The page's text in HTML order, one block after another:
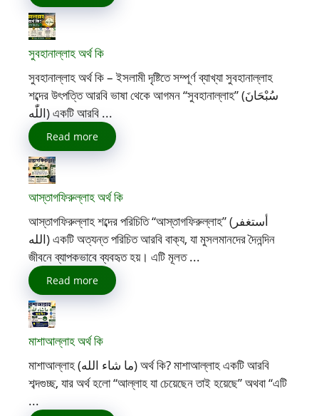
সুবহানাল্লাহ অর্থ কি
সুবহানাল্লাহ অর্থ কি – ইসলামী দৃষ্টিতে সম্পূর্ণ ব্যাখ্যা সুবহানাল্লাহ
শব্দের উৎপত্তি আরবি ভাষা থেকে আগমন “সুবহানাল্লাহ” (سُبْحَانَ
اللّٰه) একটি আরবি ...
Read more
আস্তাগফিরুল্লাহ অর্থ কি
আস্তাগফিরুল্লাহ শব্দের পরিচিতি “আস্তাগফিরুল্লাহ” (أستغفر
الله) একটি অত্যন্ত পরিচিত আরবি বাক্য, যা মুসলমানদের দৈনন্দিন
জীবনে ব্যাপকভাবে ব্যবহৃত হয়। এটি মূলত ...
Read more
মাশাআল্লাহ অর্থ কি
মাশাআল্লাহ (ما شاء الله) অর্থ কি? মাশাআল্লাহ একটি আরবি
শব্দগুচ্ছ, যার অর্থ হলো “আল্লাহ যা চেয়েছেন তাই হয়েছে” অথবা “এটি
...